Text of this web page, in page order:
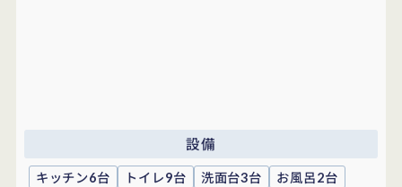
設備
キッチン6台 トイレ9台 洗面台3台 お風呂2台